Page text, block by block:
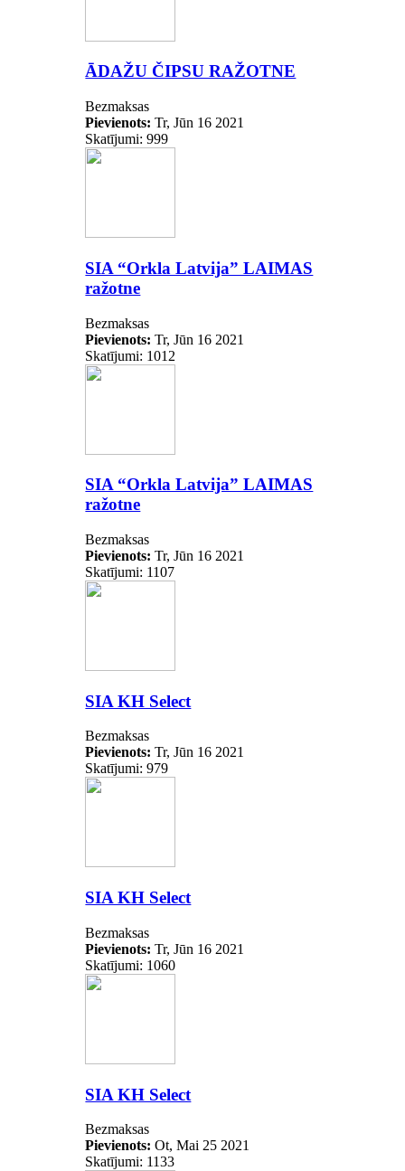
ĀDAŽU ČIPSU RAŽOTNE
Bezmaksas
Pievienots: Tr, Jūn 16 2021
Skatījumi: 999
SIA “Orkla Latvija” LAIMAS
ražotne
Bezmaksas
Pievienots: Tr, Jūn 16 2021
Skatījumi: 1012
SIA “Orkla Latvija” LAIMAS
ražotne
Bezmaksas
Pievienots: Tr, Jūn 16 2021
Skatījumi: 1107
SIA KH Select
Bezmaksas
Pievienots: Tr, Jūn 16 2021
Skatījumi: 979
SIA KH Select
Bezmaksas
Pievienots: Tr, Jūn 16 2021
Skatījumi: 1060
SIA KH Select
Bezmaksas
Pievienots: Ot, Mai 25 2021
Skatījumi: 1133